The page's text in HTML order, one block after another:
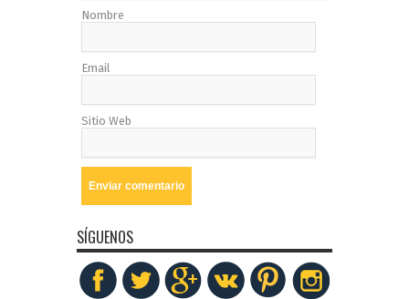
Nombre
Email
Sitio Web
SÍGUENOS